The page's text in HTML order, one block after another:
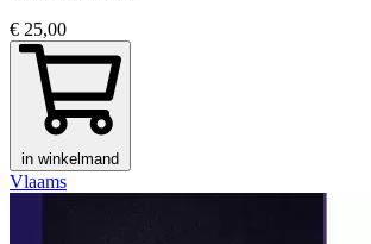
€ 25,00
in winkelmand
Vlaams